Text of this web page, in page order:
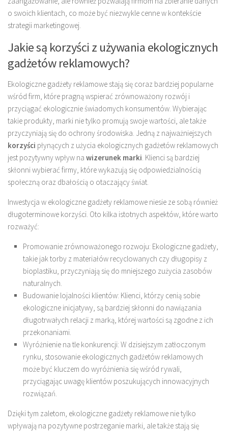
o swoich klientach, co może być niezwykle cenne w kontekście
strategii marketingowej.
Jakie są korzyści z używania ekologicznych
gadżetów reklamowych?
Ekologiczne gadżety reklamowe stają się coraz bardziej popularne
wśród firm, które pragną wspierać zrównoważony rozwój i
przyciągać ekologicznie świadomych konsumentów. Wybierając
takie produkty, marki nie tylko promują swoje wartości, ale także
przyczyniają się do ochrony środowiska. Jedną z najważniejszych
korzyści płynących z użycia ekologicznych gadżetów reklamowych
jest pozytywny wpływ na wizerunek marki. Klienci są bardziej
skłonni wybierać firmy, które wykazują się odpowiedzialnością
społeczną oraz dbałością o otaczający świat.
Inwestycja w ekologiczne gadżety reklamowe niesie ze sobą również
długoterminowe korzyści. Oto kilka istotnych aspektów, które warto
rozważyć:
Promowanie zrównoważonego rozwoju: Ekologiczne gadżety,
takie jak torby z materiałów recyclowanych czy długopisy z
bioplastiku, przyczyniają się do mniejszego zużycia zasobów
naturalnych.
Budowanie lojalności klientów: Klienci, którzy cenią sobie
ekologiczne inicjatywy, są bardziej skłonni do nawiązania
długotrwałych relacji z marką, której wartości są zgodne z ich
przekonaniami.
Wyróżnienie na tle konkurencji: W dzisiejszym zatłoczonym
rynku, stosowanie ekologicznych gadżetów reklamowych
może być kluczem do wyróżnienia się wśród rywali,
przyciągając uwagę klientów poszukujących innowacyjnych
rozwiązań.
Dzięki tym zaletom, ekologiczne gadżety reklamowe nie tylko
wpływają na pozytywne postrzeganie marki, ale także stają się